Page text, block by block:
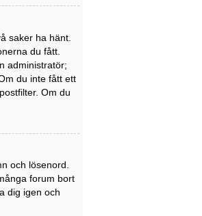
saker ha hänt.
du fått.
administratör;
du inte fått ett
Om du
och lösenord.
forum bort
dig igen och